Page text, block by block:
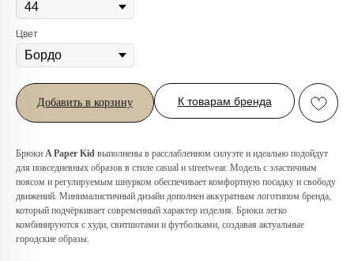
Цвет
Добавить в корзину К товарам бренда
Брюки A Paper Kid выполнены в расслабленном силуэте и идеально подойдут
для повседневных образов в стиле casual и streetwear. Модель с эластичным
поясом и регулируемым шнурком обеспечивает комфортную посадку и свободу
движений. Минималистичный дизайн дополнен аккуратным логотипом бренда,
который подчёркивает современный характер изделия. Брюки легко
комбинируются с худи, свитшотами и футболками, создавая актуальные
городские образы.
Любую вещь можно
примерить в нашем бутике
в ТРЦ «Афимолл»